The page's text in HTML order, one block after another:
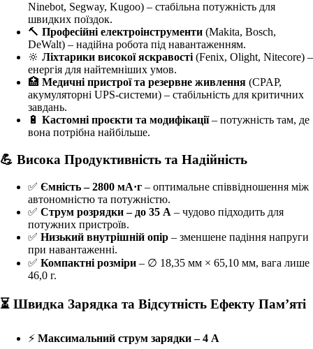
Ninebot, Segway, Kugoo) – стабільна потужність для
швидких поїздок.
🔨 Професійні електроінструменти (Makita, Bosch,
DeWalt) – надійна робота під навантаженням.
🔆 Ліхтарики високої яскравості (Fenix, Olight, Nitecore) –
енергія для найтемніших умов.
🏥 Медичні пристрої та резервне живлення (CPAP,
акумуляторні UPS-системи) – стабільність для критичних
завдань.
🔋 Кастомні проєкти та модифікації– потужність там, де
вона потрібна найбільше.
💪 Висока Продуктивність та Надійність
✅ Ємність – 2800 мА·г – оптимальне співвідношення між
автономністю та потужністю.
✅ Струм розрядки – до 35 А – чудово підходить для
потужних пристроїв.
✅ Низький внутрішній опір – зменшене падіння напруги
при навантаженні.
✅ Компактні розміри – ∅ 18,35 мм × 65,10 мм, вага лише
46,0 г.
⏳ Швидка Зарядка та Відсутність Ефекту Пам’яті
⚡ Максимальний струм зарядки – 4 А